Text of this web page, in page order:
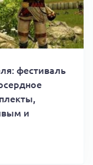
фестиваль
и